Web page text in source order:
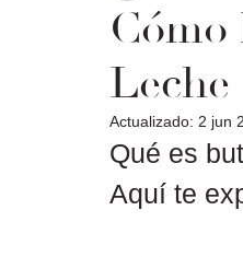
Leche
Actualizado: 2 jun
Qué es
Aquí te